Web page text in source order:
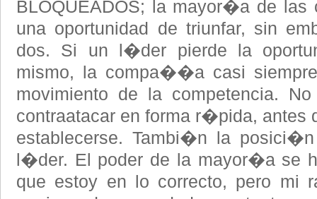
BLOQUEADOS; la mayor�a de
una oportunidad de triunfar, sin
dos. Si un l�der pierde la
mismo, la compa��a casi
movimiento de la competencia.
contraatacar en forma r�pida, antes
establecerse. Tambi�n la
l�der. El poder de la mayor�a se
que estoy en lo correcto, pero mi